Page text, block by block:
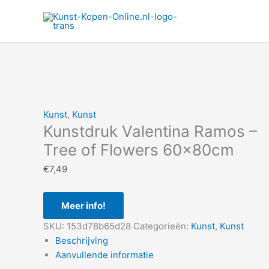
Kunst, Kunst
Kunstdruk Valentina Ramos –
Tree of Flowers 60x80cm
€7,49
Meer info!
SKU: 153d78b65d28 Categorieën: Kunst, Kunst
Beschrijving
Aanvullende informatie